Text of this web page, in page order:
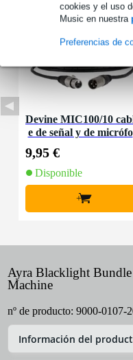
cookies y el uso
Music en nuestra
Preferencias de
Devine MIC100/10
e de señal y de micrófo
9,95 €
Disponible
+
Ayra Blacklight
Machine
nº de producto: 9000-0107-
Información del